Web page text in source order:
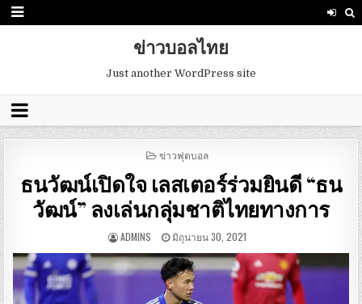
ข่าวบอลไทย
Just another WordPress site
POSTED
ข่าวฟุตบอล
ธนวัฒน์เปิดใจ เลสเตอร์ร่วมยินดี “ธน
วัฒน์” ลงเล่นกลุ่มชาติไทยทางการ
ADMINS มิถุนายน 30, 2021